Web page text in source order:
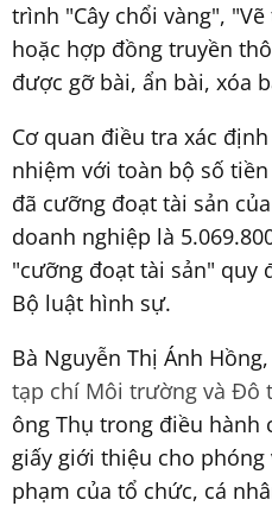
trình "Cây chổi vàng",
hoặc hợp đồng truyền
được gỡ bài, ẩn bài, xóa
Cơ quan điều tra xác
nhiệm với toàn bộ số
đã cưỡng đoạt tài sản
doanh nghiệp là
"cưỡng đoạt tài sản" quy
Bộ luật hình sự.
Bà Nguyễn Thị Ánh
tạp chí Môi trường và Đô
ông Thụ trong điều hành
giấy giới thiệu cho
phạm của tổ chức, cá